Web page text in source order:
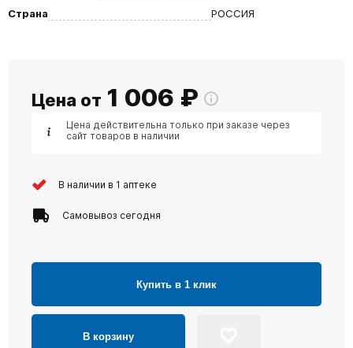
Страна
РОССИЯ
Цена от 1 006 ₽
Цена действительна только при заказе через
сайт товаров в наличии
В наличии в 1 аптеке
Самовывоз сегодня
Купить в 1 клик
В корзину